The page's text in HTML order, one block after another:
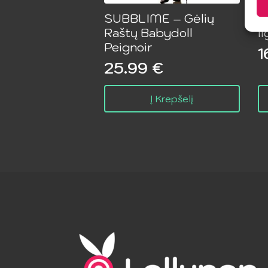
SUBBLIME – Gėlių
Raštų Babydoll
Peignoir
25.99 €
Į Krepšelį